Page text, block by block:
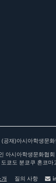
(공재)아시아학생문
아시아학생문화협
쿄도 분쿄쿠 혼코마
개 질의 사항